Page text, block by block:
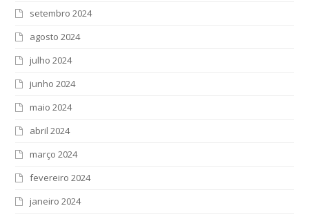
setembro 2024
agosto 2024
julho 2024
junho 2024
maio 2024
abril 2024
março 2024
fevereiro 2024
janeiro 2024